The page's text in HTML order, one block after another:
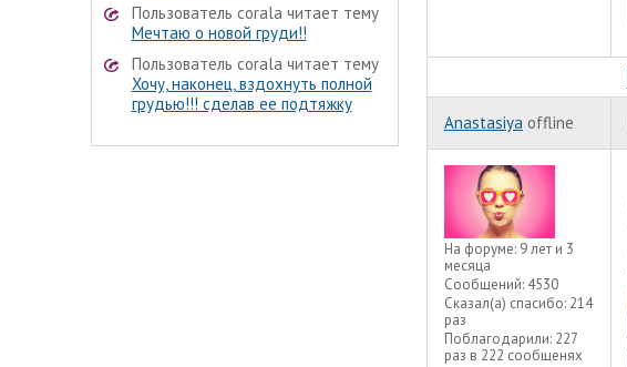
Пользователь corala читает тему
Мечтаю о новой груди!!
Пользователь corala читает тему
Хочу, наконец, вздохнуть полной
грудью!!! сделав ее подтяжку
Anastasiya offline
На форуме: 9 лет и 3
месяца
Сообщений: 4530
Сказал(а) спасибо: 214
раз
Поблагодарили: 227
раз в 222 сообщенях